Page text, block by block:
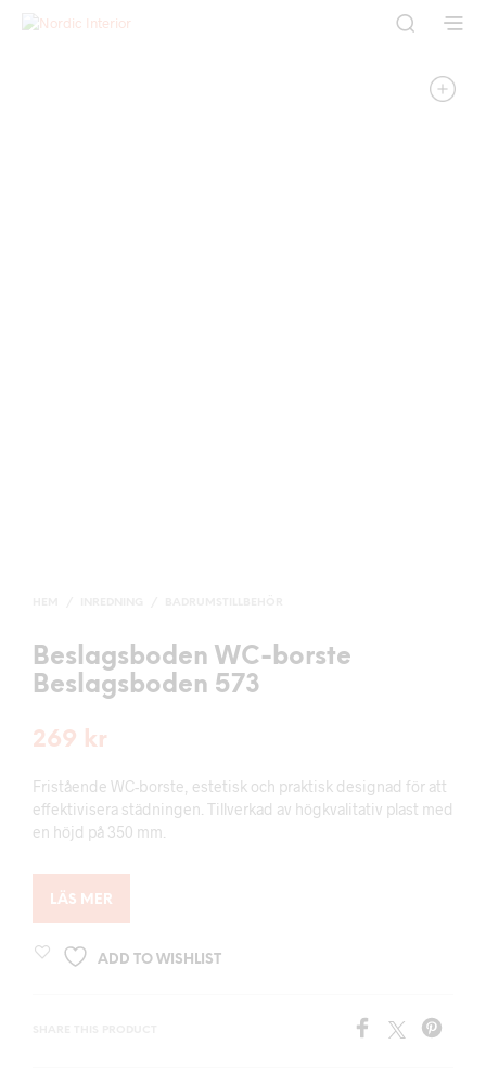
Beslagsboden WC-borste
Beslagsboden 573
269 kr
Fristående WC-borste, estetisk och praktisk designad för att
effektivisera städningen. Tillverkad av högkvalitativ plast med
en höjd på 350 mm.
LÄS MER
ADD TO WISHLIST